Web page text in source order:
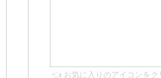
👈 お気に入りのアイコンをク